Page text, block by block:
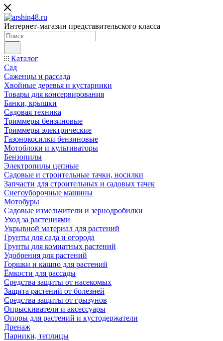
Интернет-магазин представительского класса
Каталог
Сад
Саженцы и рассада
Хвойные деревья и кустарники
Товары для консервирования
Банки, крышки
Садовая техника
Триммеры бензиновые
Триммеры электрические
Газонокосилки бензиновые
Мотоблоки и культиваторы
Бензопилы
Электропилы цепные
Садовые и строительные тачки, носилки
Запчасти для строительных и садовых тачек
Снегоуборочные машины
Мотобуры
Садовые измельчители и зернодробилки
Уход за растениями
Укрывной материал для растений
Грунты для сада и огорода
Грунты для комнатных растений
Удобрения для растений
Горшки и кашпо для растений
Ёмкости для рассады
Средства защиты от насекомых
Защита растений от болезней
Средства защиты от грызунов
Опрыскиватели и аксессуары
Опоры для растений и кустодержатели
Дренаж
Парники, теплицы